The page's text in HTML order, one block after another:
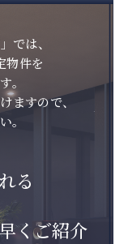
では、
物件を
。
ますので、
。
る
くご紹介